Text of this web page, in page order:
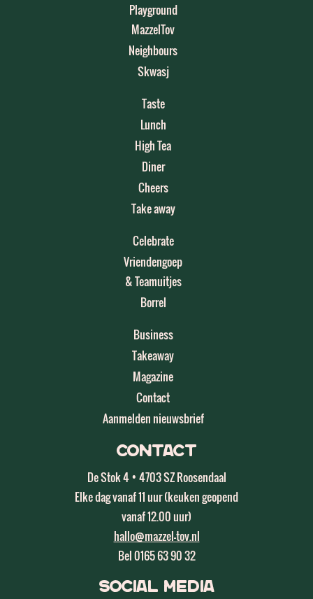
Playground
MazzelTov
Neighbours
Skwasj
Taste
Lunch
High Tea
Diner
Cheers
Take away
Celebrate
Vriendengoep
& Teamuitjes
Borrel
Business
Takeaway
Magazine
Contact
Aanmelden nieuwsbrief
Contact
De Stok 4 • 4703 SZ Roosendaal
Elke dag vanaf 11 uur (keuken geopend
vanaf 12.00 uur)
hallo@mazzel-tov.nl
Bel 0165 63 90 32
Social Media